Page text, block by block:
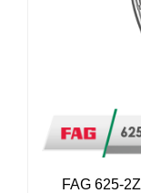
FAG 625-